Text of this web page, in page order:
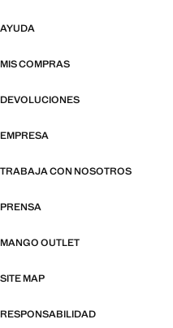
AYUDA
MIS COMPRAS
DEVOLUCIONES
EMPRESA
TRABAJA CON NOSOTROS
PRENSA
MANGO OUTLET
SITE MAP
RESPONSABILIDAD